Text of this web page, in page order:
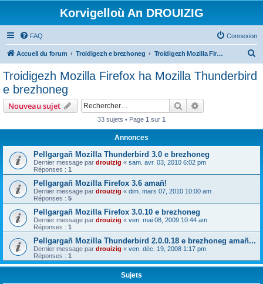
Korvigelloù An DROUIZIG
FAQ Connexion
Accueil du forum Troidigezh e brezhoneg Troidigezh Mozilla Firefox ha Mozilla Thunderbird e brezhoneg
Troidigezh Mozilla Firefox ha Mozilla Thunderbird
e brezhoneg
Nouveau sujet Rechercher
33 sujets • Page 1 sur 1
Annonces
Pellgargañ Mozilla Thunderbird 3.0 e brezhoneg
Dernier message par drouizig « sam. avr. 03, 2010 6:02 pm
Réponses : 1
Pellgargañ Mozilla Firefox 3.6 amañ!
Dernier message par drouizig « dim. mars 07, 2010 10:00 am
Réponses : 5
Pellgargañ Mozilla Firefox 3.0.10 e brezhoneg
Dernier message par drouizig « ven. mai 08, 2009 10:44 am
Réponses : 1
Pellgargañ Mozilla Thunderbird 2.0.0.18 e brezhoneg amañ...
Dernier message par drouizig « ven. déc. 19, 2008 1:17 pm
Réponses : 1
Sujets